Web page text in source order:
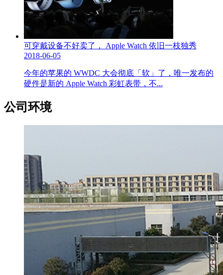
可穿戴设备不好卖了， Apple Watch 依旧一枝独秀
2018-06-05
今年的苹果的 WWDC 大会彻底「软」了，唯一发布的
硬件是新的 Apple Watch 彩虹表带，不...
公司环境